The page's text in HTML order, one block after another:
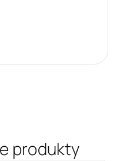
produkty